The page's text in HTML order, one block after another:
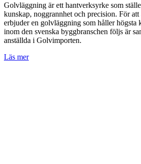
Golvläggning är ett hantverksyrke som
kunskap, noggrannhet och precision. För att
erbjuder en golvläggning som håller högsta
inom den svenska byggbranschen följs är
anställda i Golvimporten.
Läs mer